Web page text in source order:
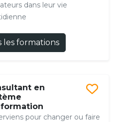
dans leur vie
les formations
en
pour changer ou faire